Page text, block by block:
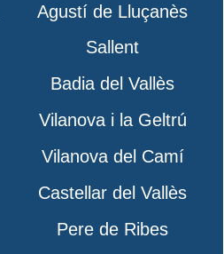
Agustí de Lluçanès
Sallent
Badia del Vallès
Vilanova i la Geltrú
Vilanova del Camí
Castellar del Vallès
Pere de Ribes